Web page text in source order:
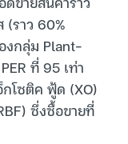
(ราว 60%
งกลุ่ม Plant-
ที่ 95 เท่า
โซติค ฟู้ด (XO)
ซึ่งซื้อขายที่